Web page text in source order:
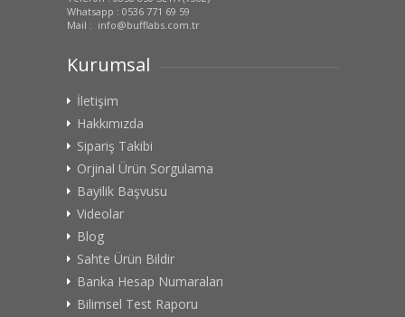
Whatsapp : 0536 771 69 59
Mail : info@bufflabs.com.tr
Kurumsal
İletişim
Hakkımızda
Sipariş Takibi
Orjinal Ürün Sorgulama
Bayilik Başvusu
Videolar
Blog
Sahte Ürün Bildir
Banka Hesap Numaraları
Bilimsel Test Raporu